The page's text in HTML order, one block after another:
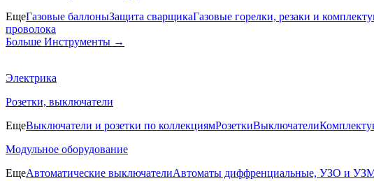
ЕщеГазовые баллоныЗащита сварщикаГазовые горелки, резаки и
проволока
Больше Инструменты →
Электрика
Розетки, выключатели
ЕщеВыключатели и розетки по коллекциямРозеткиВыключатели
Модульное оборудование
ЕщеАвтоматические выключателиАвтоматы диффренциальные, УЗО и